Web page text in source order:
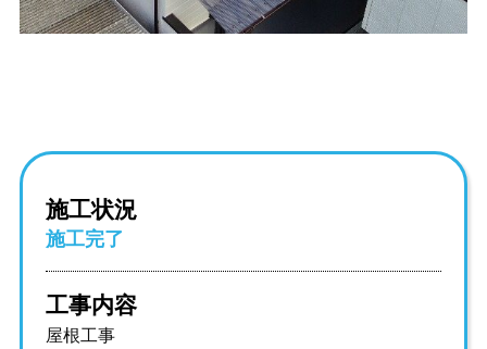
施工状況
施工完了
工事内容
屋根工事